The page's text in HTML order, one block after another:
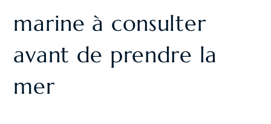
marine à consulter
avant de prendre la
mer